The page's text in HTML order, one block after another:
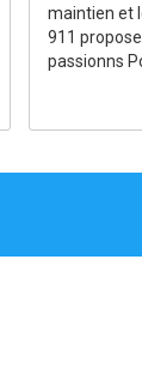
maintien et
911
passionns